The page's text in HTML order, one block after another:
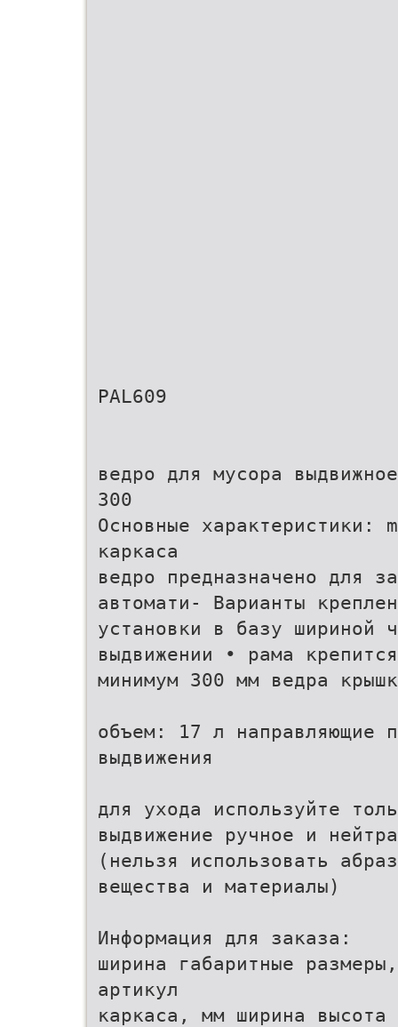
PAL609
ведро для мусора выдвижное
300
Основные
каркаса
ведро предназначено для
автомати- Варианты
установки в базу шириной
выдвижении • рама
минимум 300 мм ведра
объем: 17 л направляющие
выдвижения
для ухода используйте
выдвижение ручное и
(нельзя использовать
вещества и материалы)
Информация для заказа:
ширина габаритные
артикул
каркаса, мм ширина высота